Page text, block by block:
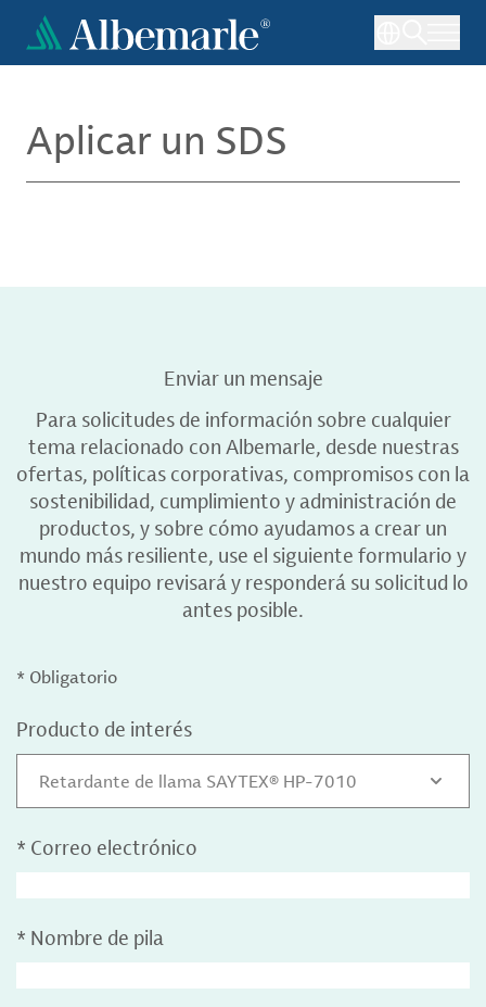
Pasar
contenido
Aplicar un SDS
Enviar un mensaje
Para solicitudes de información sobre cualquier
tema relacionado con Albemarle, desde nuestras
ofertas, políticas corporativas, compromisos con la
sostenibilidad, cumplimiento y administración de
productos, y sobre cómo ayudamos a crear un
mundo más resiliente, use el siguiente formulario y
nuestro equipo revisará y responderá su solicitud lo
antes posible.
* Obligatorio
Producto de interés
Retardante de llama SAYTEX® HP-7010
* Correo electrónico
* Nombre de pila